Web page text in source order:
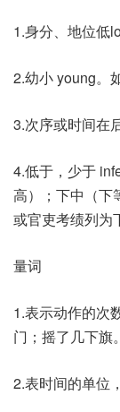
1.身分、地位低
2.幼小 young。
3.次序或时间在
4.低于，少于
高）；下中（下
或官吏考绩列为
量词
1.表示动作的次
门；摇了几下旗。
2.表时间的单位